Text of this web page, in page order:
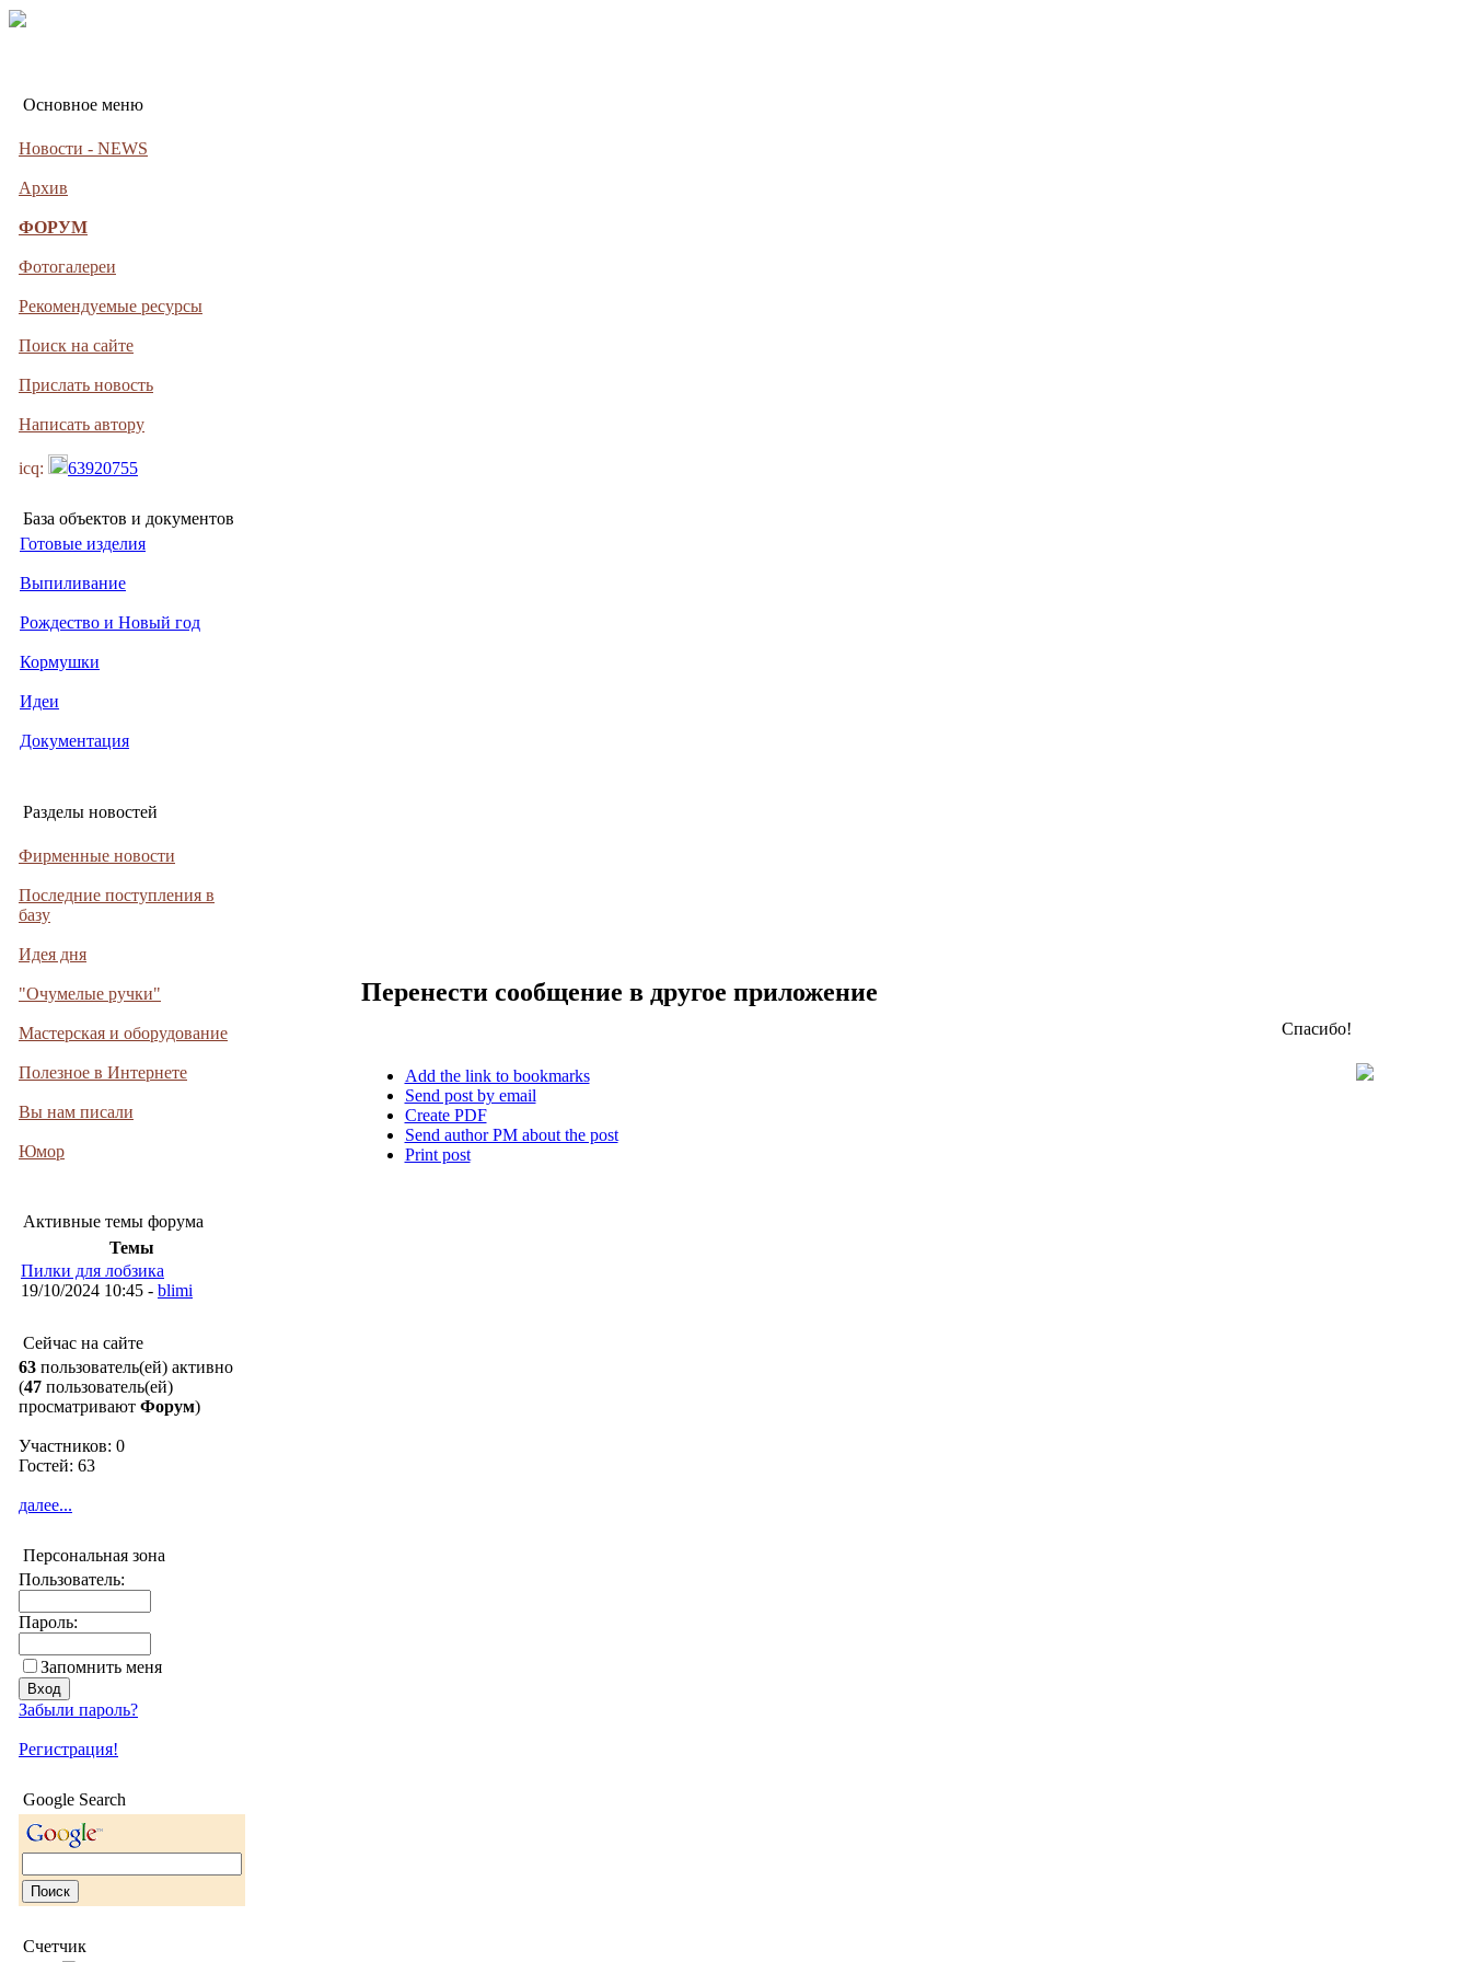
Основное меню
Новости - NEWS
Архив
ФОРУМ
Фотогалереи
Рекомендуемые ресурсы
Поиск на сайте
Прислать новость
Написать автору
icq: 63920755
База объектов и документов
Готовые изделия
Выпиливание
Рождество и Новый год
Кормушки
Идеи
Документация
Разделы новостей
Фирменные новости
Последние поступления в
базу
Идея дня
"Очумелые ручки"
Мастерская и оборудование
Полезное в Интернете
Вы нам писали
Юмор
Активные темы форума
Темы
Пилки для лобзика
19/10/2024 10:45 - blimi
Сейчас на сайте
63 пользователь(ей) активно
(47 пользователь(ей)
просматривают Форум)
Участников: 0
Гостей: 63
далее...
Персональная зона
Пользователь:
Пароль:
Запомнить меня
Забыли пароль?
Регистрация!
Google Search
Счетчик
Перенести сообщение в другое приложение
Add the link to bookmarks
Send post by email
Create PDF
Send author PM about the post
Print post
Спасибо!